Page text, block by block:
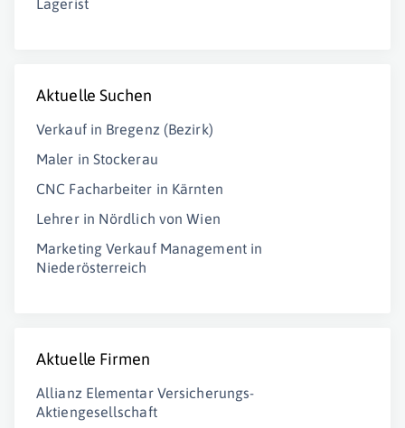
Lagerist
Aktuelle Suchen
Verkauf in Bregenz (Bezirk)
Maler in Stockerau
CNC Facharbeiter in Kärnten
Lehrer in Nördlich von Wien
Marketing Verkauf Management in
Niederösterreich
Aktuelle Firmen
Allianz Elementar Versicherungs-
Aktiengesellschaft